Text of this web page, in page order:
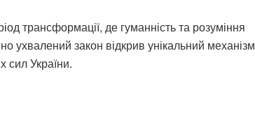
трансформації, де гуманність та розуміння
ухвалений закон відкрив унікальний механізм
сил України.